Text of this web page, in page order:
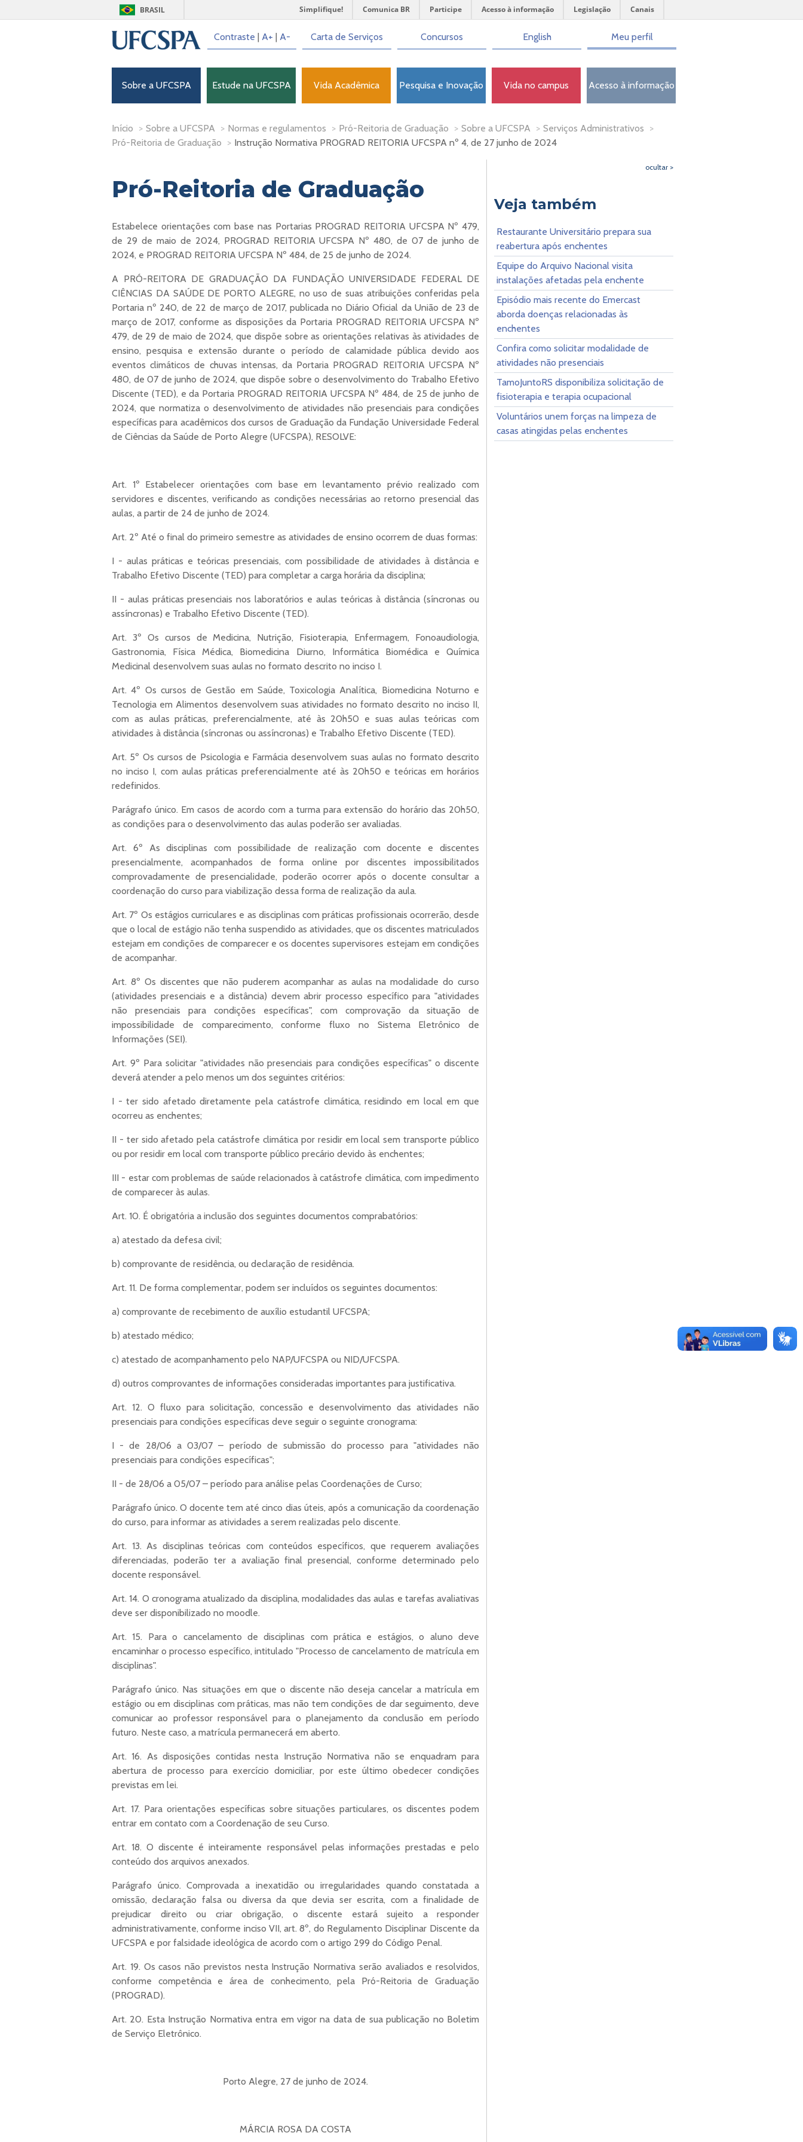
BRASIL Simplifique! Comunica BR Participe Acesso à informação Legislação Canais
Contraste | A+ | A- Carta de Serviços Concursos English Meu perfil
Sobre a UFCSPA Estude na UFCSPA Vida Acadêmica Pesquisa e Inovação Vida no campus Acesso à informação
Início > Sobre a UFCSPA > Normas e regulamentos > Pró-Reitoria de Graduação > Sobre a UFCSPA > Serviços Administrativos >
Pró-Reitoria de Graduação > Instrução Normativa PROGRAD REITORIA UFCSPA nº 4, de 27 junho de 2024
Pró-Reitoria de Graduação
Estabelece orientações com base nas Portarias PROGRAD REITORIA UFCSPA Nº 479,
de 29 de maio de 2024, PROGRAD REITORIA UFCSPA Nº 480, de 07 de junho de
2024, e PROGRAD REITORIA UFCSPA Nº 484, de 25 de junho de 2024.
A PRÓ-REITORA DE GRADUAÇÃO DA FUNDAÇÃO UNIVERSIDADE FEDERAL DE
CIÊNCIAS DA SAÚDE DE PORTO ALEGRE, no uso de suas atribuições conferidas pela
Portaria nº 240, de 22 de março de 2017, publicada no Diário Oficial da União de 23 de
março de 2017, conforme as disposições da Portaria PROGRAD REITORIA UFCSPA Nº
479, de 29 de maio de 2024, que dispõe sobre as orientações relativas às atividades de
ensino, pesquisa e extensão durante o período de calamidade pública devido aos
eventos climáticos de chuvas intensas, da Portaria PROGRAD REITORIA UFCSPA Nº
480, de 07 de junho de 2024, que dispõe sobre o desenvolvimento do Trabalho Efetivo
Discente (TED), e da Portaria PROGRAD REITORIA UFCSPA Nº 484, de 25 de junho de
2024, que normatiza o desenvolvimento de atividades não presenciais para condições
específicas para acadêmicos dos cursos de Graduação da Fundação Universidade Federal
de Ciências da Saúde de Porto Alegre (UFCSPA), RESOLVE:
Art. 1º Estabelecer orientações com base em levantamento prévio realizado com
servidores e discentes, verificando as condições necessárias ao retorno presencial das
aulas, a partir de 24 de junho de 2024.
Art. 2º Até o final do primeiro semestre as atividades de ensino ocorrem de duas formas:
I - aulas práticas e teóricas presenciais, com possibilidade de atividades à distância e
Trabalho Efetivo Discente (TED) para completar a carga horária da disciplina;
II - aulas práticas presenciais nos laboratórios e aulas teóricas à distância (síncronas ou
assíncronas) e Trabalho Efetivo Discente (TED).
Art. 3º Os cursos de Medicina, Nutrição, Fisioterapia, Enfermagem, Fonoaudiologia,
Gastronomia, Física Médica, Biomedicina Diurno, Informática Biomédica e Química
Medicinal desenvolvem suas aulas no formato descrito no inciso I.
Art. 4º Os cursos de Gestão em Saúde, Toxicologia Analítica, Biomedicina Noturno e
Tecnologia em Alimentos desenvolvem suas atividades no formato descrito no inciso II,
com as aulas práticas, preferencialmente, até às 20h50 e suas aulas teóricas com
atividades à distância (síncronas ou assíncronas) e Trabalho Efetivo Discente (TED).
Art. 5º Os cursos de Psicologia e Farmácia desenvolvem suas aulas no formato descrito
no inciso I, com aulas práticas preferencialmente até às 20h50 e teóricas em horários
redefinidos.
Parágrafo único. Em casos de acordo com a turma para extensão do horário das 20h50,
as condições para o desenvolvimento das aulas poderão ser avaliadas.
Art. 6º As disciplinas com possibilidade de realização com docente e discentes
presencialmente, acompanhados de forma online por discentes impossibilitados
comprovadamente de presencialidade, poderão ocorrer após o docente consultar a
coordenação do curso para viabilização dessa forma de realização da aula.
Art. 7º Os estágios curriculares e as disciplinas com práticas profissionais ocorrerão, desde
que o local de estágio não tenha suspendido as atividades, que os discentes matriculados
estejam em condições de comparecer e os docentes supervisores estejam em condições
de acompanhar.
Art. 8º Os discentes que não puderem acompanhar as aulas na modalidade do curso
(atividades presenciais e a distância) devem abrir processo específico para "atividades
não presenciais para condições específicas", com comprovação da situação de
impossibilidade de comparecimento, conforme fluxo no Sistema Eletrônico de
Informações (SEI).
Art. 9º Para solicitar "atividades não presenciais para condições específicas" o discente
deverá atender a pelo menos um dos seguintes critérios:
I - ter sido afetado diretamente pela catástrofe climática, residindo em local em que
ocorreu as enchentes;
II - ter sido afetado pela catástrofe climática por residir em local sem transporte público
ou por residir em local com transporte público precário devido às enchentes;
III - estar com problemas de saúde relacionados à catástrofe climática, com impedimento
de comparecer às aulas.
Art. 10. É obrigatória a inclusão dos seguintes documentos comprabatórios:
a) atestado da defesa civil;
b) comprovante de residência, ou declaração de residência.
Art. 11. De forma complementar, podem ser incluídos os seguintes documentos:
a) comprovante de recebimento de auxílio estudantil UFCSPA;
b) atestado médico;
c) atestado de acompanhamento pelo NAP/UFCSPA ou NID/UFCSPA.
d) outros comprovantes de informações consideradas importantes para justificativa.
Art. 12. O fluxo para solicitação, concessão e desenvolvimento das atividades não
presenciais para condições específicas deve seguir o seguinte cronograma:
I - de 28/06 a 03/07 – período de submissão do processo para "atividades não
presenciais para condições específicas";
II - de 28/06 a 05/07 – período para análise pelas Coordenações de Curso;
Parágrafo único. O docente tem até cinco dias úteis, após a comunicação da coordenação
do curso, para informar as atividades a serem realizadas pelo discente.
Art. 13. As disciplinas teóricas com conteúdos específicos, que requerem avaliações
diferenciadas, poderão ter a avaliação final presencial, conforme determinado pelo
docente responsável.
Art. 14. O cronograma atualizado da disciplina, modalidades das aulas e tarefas avaliativas
deve ser disponibilizado no moodle.
Art. 15. Para o cancelamento de disciplinas com prática e estágios, o aluno deve
encaminhar o processo específico, intitulado "Processo de cancelamento de matrícula em
disciplinas".
Parágrafo único. Nas situações em que o discente não deseja cancelar a matrícula em
estágio ou em disciplinas com práticas, mas não tem condições de dar seguimento, deve
comunicar ao professor responsável para o planejamento da conclusão em período
futuro. Neste caso, a matrícula permanecerá em aberto.
Art. 16. As disposições contidas nesta Instrução Normativa não se enquadram para
abertura de processo para exercício domiciliar, por este último obedecer condições
previstas em lei.
Art. 17. Para orientações específicas sobre situações particulares, os discentes podem
entrar em contato com a Coordenação de seu Curso.
Art. 18. O discente é inteiramente responsável pelas informações prestadas e pelo
conteúdo dos arquivos anexados.
Parágrafo único. Comprovada a inexatidão ou irregularidades quando constatada a
omissão, declaração falsa ou diversa da que devia ser escrita, com a finalidade de
prejudicar direito ou criar obrigação, o discente estará sujeito a responder
administrativamente, conforme inciso VII, art. 8º, do Regulamento Disciplinar Discente da
UFCSPA e por falsidade ideológica de acordo com o artigo 299 do Código Penal.
Art. 19. Os casos não previstos nesta Instrução Normativa serão avaliados e resolvidos,
conforme competência e área de conhecimento, pela Pró-Reitoria de Graduação
(PROGRAD).
Art. 20. Esta Instrução Normativa entra em vigor na data de sua publicação no Boletim
de Serviço Eletrônico.
Porto Alegre, 27 de junho de 2024.
MÁRCIA ROSA DA COSTA
ocultar >
Veja também
Restaurante Universitário prepara sua
reabertura após enchentes
Equipe do Arquivo Nacional visita
instalações afetadas pela enchente
Episódio mais recente do Emercast
aborda doenças relacionadas às
enchentes
Confira como solicitar modalidade de
atividades não presenciais
TamoJuntoRS disponibiliza solicitação de
fisioterapia e terapia ocupacional
Voluntários unem forças na limpeza de
casas atingidas pelas enchentes